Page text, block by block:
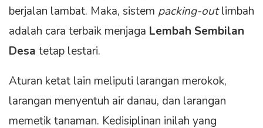
berjalan lambat. Maka, sistem packing-outlimbah
adalah cara terbaik menjaga Lembah Sembilan
Desa tetap lestari.
Aturan ketat lain meliputi larangan merokok,
larangan menyentuh air danau, dan larangan
memetik tanaman. Kedisiplinan inilah yang